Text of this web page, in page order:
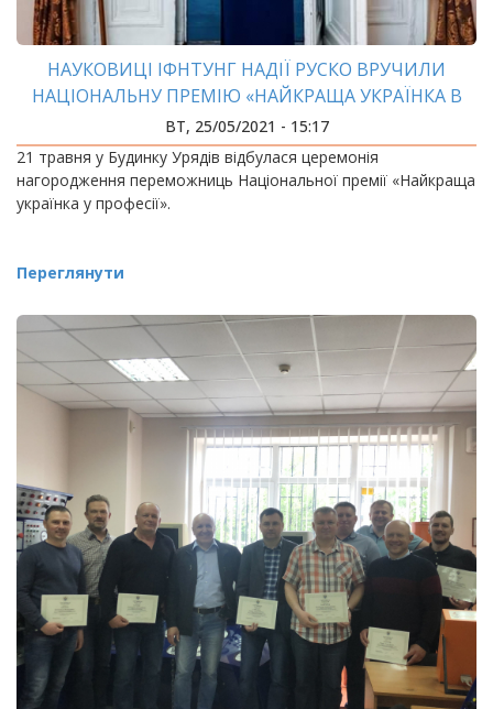
НАУКОВИЦІ ІФНТУНГ НАДІЇ РУСКО ВРУЧИЛИ
НАЦІОНАЛЬНУ ПРЕМІЮ «НАЙКРАЩА УКРАЇНКА В
ПРОФЕСІЇ»
ВТ, 25/05/2021 - 15:17
21 травня у Будинку Урядів відбулася церемонія
нагородження переможниць Національної премії «Найкраща
українка у професії».
Переглянути